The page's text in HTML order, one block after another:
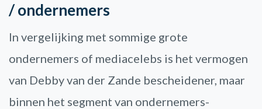
/ ondernemers
In vergelijking met sommige grote
ondernemers of mediacelebs is het vermogen
van Debby van der Zande bescheidener, maar
binnen het segment van ondernemers-